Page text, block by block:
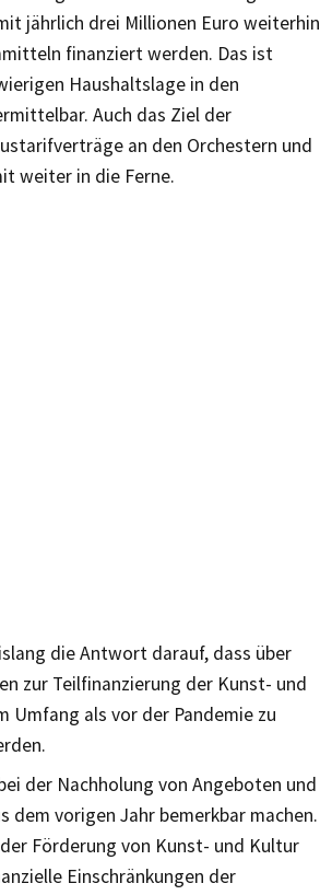
jährlich drei Millionen Euro weiterhin
finanziert werden. Das ist
Haushaltslage in den
Auch das Ziel der
an den Orchestern und
weiter in die Ferne.
die Antwort darauf, dass über
zur Teilfinanzierung der Kunst- und
Umfang als vor der Pandemie zu
der Nachholung von Angeboten und
dem vorigen Jahr bemerkbar machen.
Förderung von Kunst- und Kultur
Einschränkungen der